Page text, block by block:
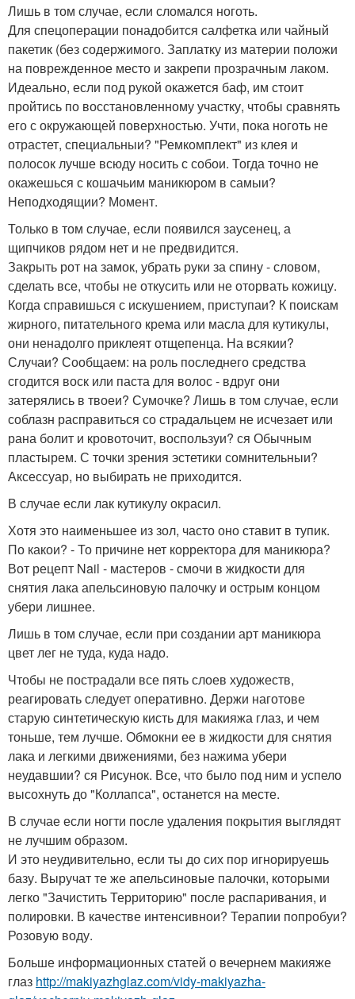
Лишь в том случае, если сломался ноготь.
Для спецоперации понадобится салфетка или чайный
пакетик (без содержимого. Заплатку из материи положи
на поврежденное место и закрепи прозрачным лаком.
Идеально, если под рукой окажется баф, им стоит
пройтись по восстановленному участку, чтобы сравнять
его с окружающей поверхностью. Учти, пока ноготь не
отрастет, специальныи? "Ремкомплект" из клея и
полосок лучше всюду носить с собои. Тогда точно не
окажешься с кошачьим маникюром в самыи?
Неподходящии? Момент.
Только в том случае, если появился заусенец, а
щипчиков рядом нет и не предвидится.
Закрыть рот на замок, убрать руки за спину - словом,
сделать все, чтобы не откусить или не оторвать кожицу.
Когда справишься с искушением, приступаи? К поискам
жирного, питательного крема или масла для кутикулы,
они ненадолго приклеят отщепенца. На всякии?
Случаи? Сообщаем: на роль последнего средства
сгодится воск или паста для волос - вдруг они
затерялись в твоеи? Сумочке? Лишь в том случае, если
соблазн расправиться со страдальцем не исчезает или
рана болит и кровоточит, воспользуи? ся Обычным
пластырем. С точки зрения эстетики сомнительныи?
Аксессуар, но выбирать не приходится.
В случае если лак кутикулу окрасил.
Хотя это наименьшее из зол, часто оно ставит в тупик.
По какои? - То причине нет корректора для маникюра?
Вот рецепт Nail - мастеров - смочи в жидкости для
снятия лака апельсиновую палочку и острым концом
убери лишнее.
Лишь в том случае, если при создании арт маникюра
цвет лег не туда, куда надо.
Чтобы не пострадали все пять слоев художеств,
реагировать следует оперативно. Держи наготове
старую синтетическую кисть для макияжа глаз, и чем
тоньше, тем лучше. Обмокни ее в жидкости для снятия
лака и легкими движениями, без нажима убери
неудавшии? ся Рисунок. Все, что было под ним и успело
высохнуть до "Коллапса", останется на месте.
В случае если ногти после удаления покрытия выглядят
не лучшим образом.
И это неудивительно, если ты до сих пор игнорируешь
базу. Выручат те же апельсиновые палочки, которыми
легко "Зачистить Территорию" после распаривания, и
полировки. В качестве интенсивнои? Терапии попробуи?
Розовую воду.
Больше информационных статей о вечернем макияже
глаз http://makiyazhglaz.com/vidy-makiyazha-